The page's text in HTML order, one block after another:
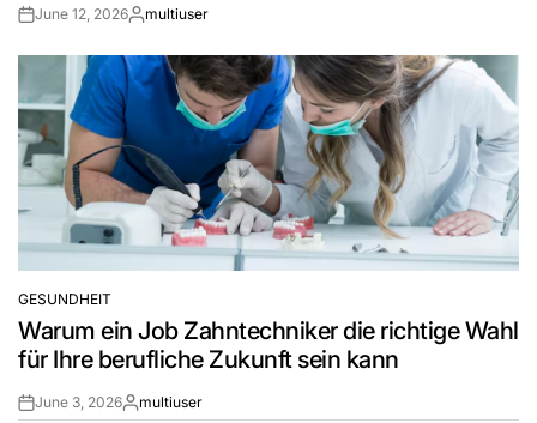
PostJune 12, 2026By:multiuser
POSTED
IN
GESUNDHEIT
Warum ein Job Zahntechniker die richtige Wahl
für Ihre berufliche Zukunft sein kann
PostJune 3, 2026By:multiuser